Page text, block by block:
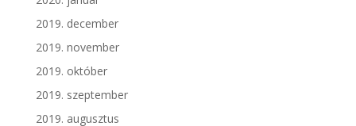
2019. december
2019. november
2019. október
2019. szeptember
2019. augusztus